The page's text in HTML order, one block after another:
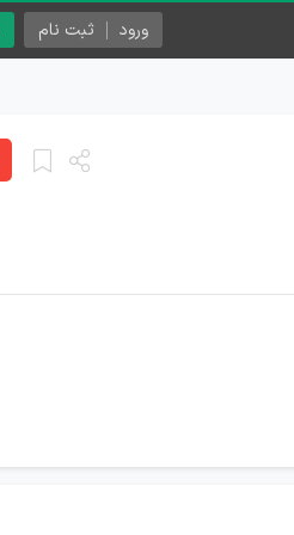
ورود ثبت نام